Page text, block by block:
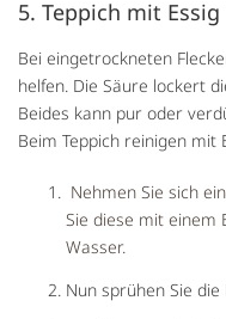
5. Teppich mit
Bei eingetrockneten
helfen. Die Säure lockert
Beides kann pur oder
Beim Teppich reinigen mit
Nehmen Sie sich
Sie diese mit einem
Wasser.
Nun sprühen Sie